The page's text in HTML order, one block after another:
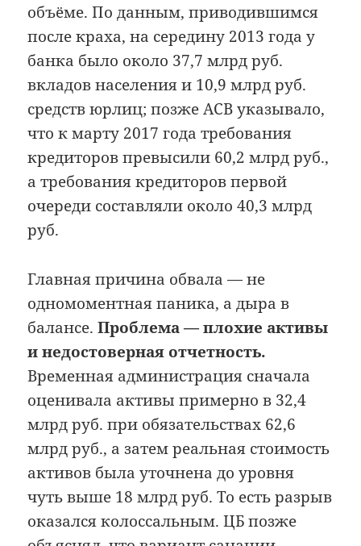
объёме. По данным, приводившимся
после краха, на середину 2013 года у
банка было около 37,7 млрд руб.
вкладов населения и 10,9 млрд руб.
средств юрлиц; позже АСВ указывало,
что к марту 2017 года требования
кредиторов превысили 60,2 млрд руб.,
а требования кредиторов первой
очереди составляли около 40,3 млрд
руб.
Главная причина обвала — не
одномоментная паника, а дыра в
балансе.Проблема — плохие активы
и недостоверная отчетность.
Временная администрация сначала
оценивала активы примерно в 32,4
млрд руб. при обязательствах 62,6
млрд руб., а затем реальная стоимость
активов была уточнена до уровня
чуть выше 18 млрд руб. То есть разрыв
оказался колоссальным. ЦБ позже